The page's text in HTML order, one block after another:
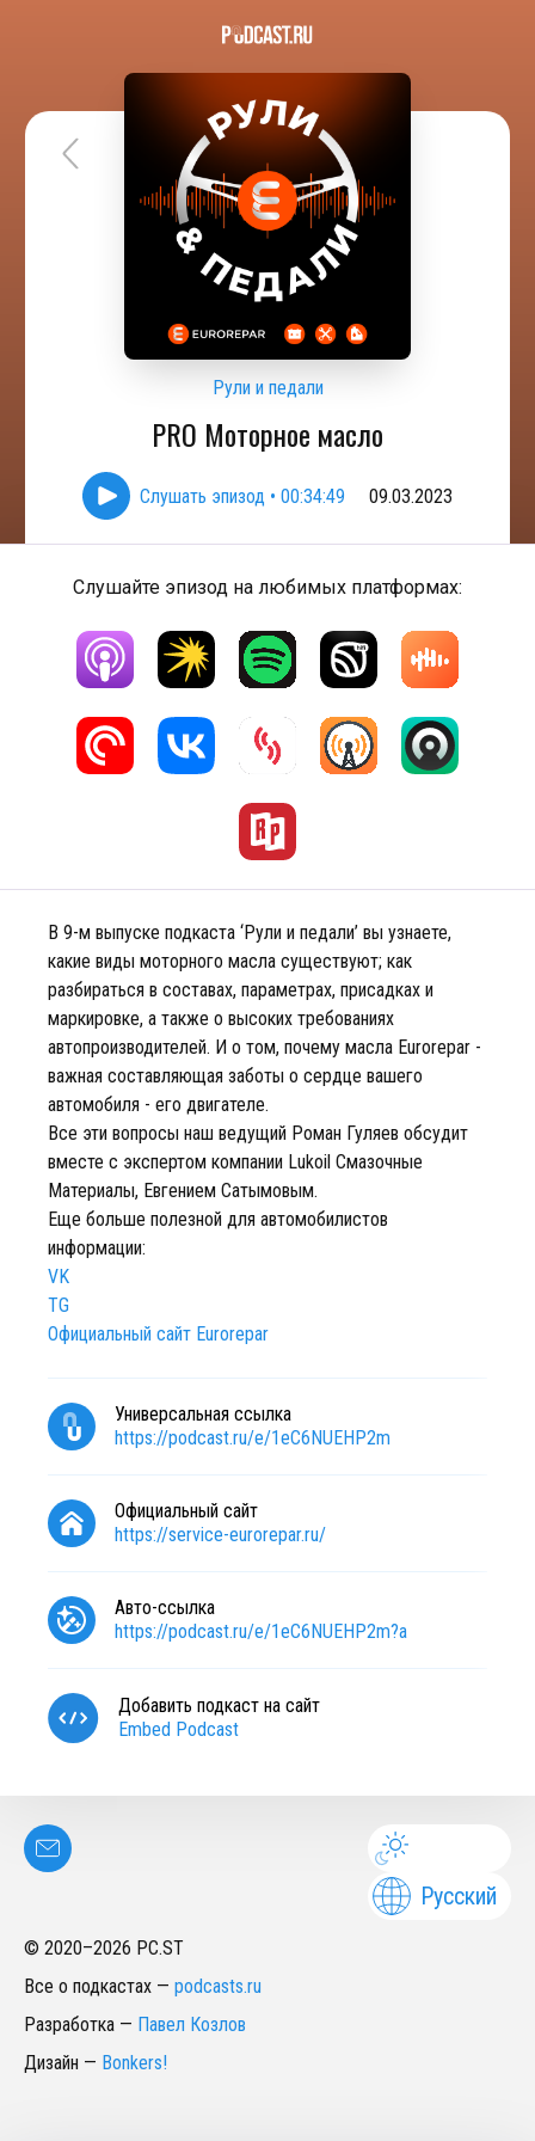
Рули и педали
PRO Моторное масло
Слушать эпизод • 00:34:49 09.03.2023
Слушайте эпизод на любимых платформах:
В 9-м выпуске подкаста ‘Рули и педали’ вы узнаете,
какие виды моторного масла существуют; как
разбираться в составах, параметрах, присадках и
маркировке, а также о высоких требованиях
автопроизводителей. И о том, почему масла Eurorepar -
важная составляющая заботы о сердце вашего
автомобиля - его двигателе.
Все эти вопросы наш ведущий Роман Гуляев обсудит
вместе с экспертом компании Lukoil Смазочные
Материалы, Евгением Сатымовым.
Еще больше полезной для автомобилистов
информации:
VK
TG
Официальный сайт Eurorepar
Универсальная ссылка
https://podcast.ru/e/1eC6NUEHP2m
Официальный сайт
https://service-eurorepar.ru/
Авто-ссылка
https://podcast.ru/e/1eC6NUEHP2m?a
Добавить подкаст на сайт
Embed Podcast
Русский
© 2020–2026 PC.ST
Все о подкастах — podcasts.ru
Разработка — Павел Козлов
Дизайн — Bonkers!